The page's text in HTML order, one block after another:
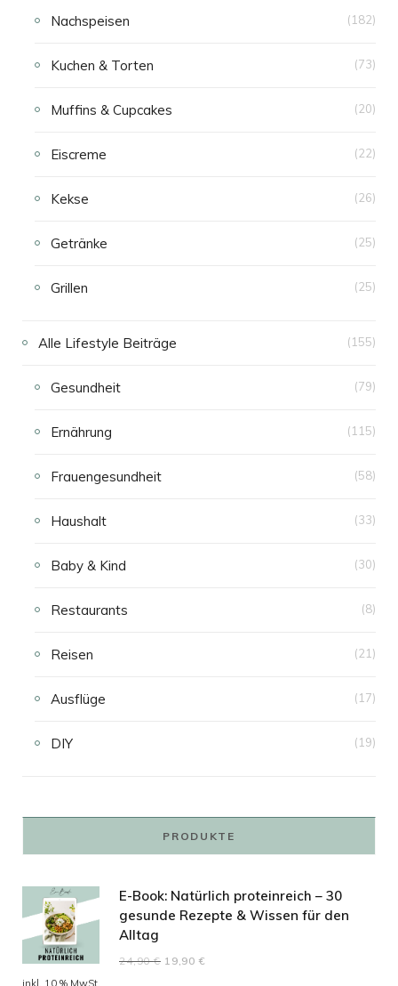
Nachspeisen (182)
Kuchen & Torten (73)
Muffins & Cupcakes (20)
Eiscreme (22)
Kekse (26)
Getränke (25)
Grillen (25)
Alle Lifestyle Beiträge (155)
Gesundheit (79)
Ernährung (115)
Frauengesundheit (58)
Haushalt (33)
Baby & Kind (30)
Restaurants (8)
Reisen (21)
Ausflüge (17)
DIY (19)
PRODUKTE
E-Book: Natürlich proteinreich – 30
gesunde Rezepte & Wissen für den
Alltag
24,90€ Ursprünglicher
19,90 €
inkl. 10 % MwSt.